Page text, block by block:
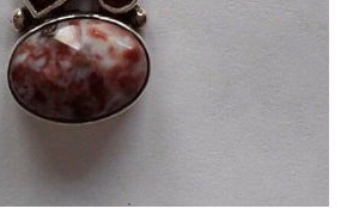
APERÇU RAPIDE